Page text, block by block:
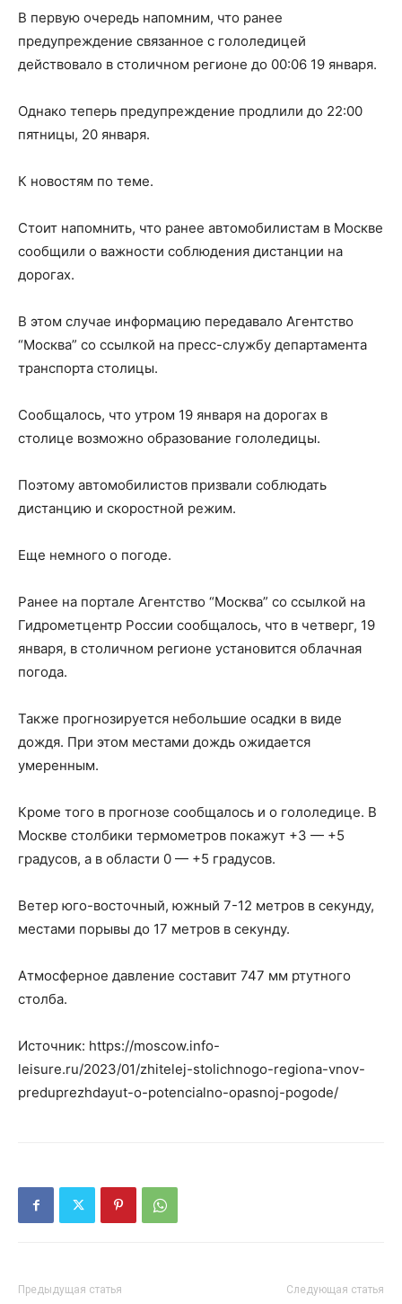
В первую очередь напомним, что ранее
предупреждение связанное с гололедицей
действовало в столичном регионе до 00:06 19 января.
Однако теперь предупреждение продлили до 22:00
пятницы, 20 января.
К новостям по теме.
Стоит напомнить, что ранее автомобилистам в Москве
сообщили о важности соблюдения дистанции на
дорогах.
В этом случае информацию передавало Агентство
“Москва” со ссылкой на пресс-службу департамента
транспорта столицы.
Сообщалось, что утром 19 января на дорогах в
столице возможно образование гололедицы.
Поэтому автомобилистов призвали соблюдать
дистанцию и скоростной режим.
Еще немного о погоде.
Ранее на портале Агентство “Москва” со ссылкой на
Гидрометцентр России сообщалось, что в четверг, 19
января, в столичном регионе установится облачная
погода.
Также прогнозируется небольшие осадки в виде
дождя. При этом местами дождь ожидается
умеренным.
Кроме того в прогнозе сообщалось и о гололедице. В
Москве столбики термометров покажут +3 — +5
градусов, а в области 0 — +5 градусов.
Ветер юго-восточный, южный 7-12 метров в секунду,
местами порывы до 17 метров в секунду.
Атмосферное давление составит 747 мм ртутного
столба.
Источник: https://moscow.info-
leisure.ru/2023/01/zhitelej-stolichnogo-regiona-vnov-
preduprezhdayut-o-potencialno-opasnoj-pogode/
Предыдущая статья Следующая статья